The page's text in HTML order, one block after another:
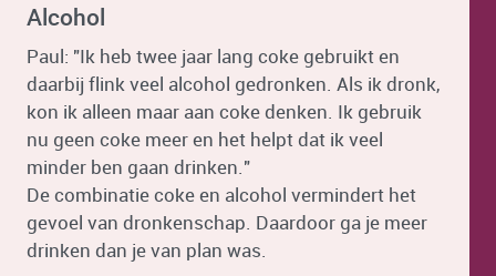
Alcohol
Paul: "Ik heb twee jaar lang coke gebruikt en
daarbij flink veel alcohol gedronken. Als ik dronk,
kon ik alleen maar aan coke denken. Ik gebruik
nu geen coke meer en het helpt dat ik veel
minder ben gaan drinken."
De combinatie coke en alcohol vermindert het
gevoel van dronkenschap. Daardoor ga je meer
drinken dan je van plan was.